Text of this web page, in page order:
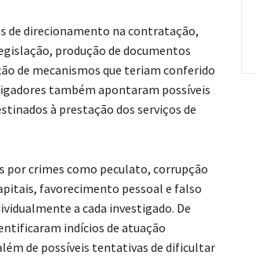
de direcionamento na contratação,
produção de documentos
de mecanismos que teriam conferido
também apontaram possíveis
à prestação dos serviços de
por crimes como peculato, corrupção
favorecimento pessoal e falso
a cada investigado. De
indícios de atuação
de possíveis tentativas de dificultar